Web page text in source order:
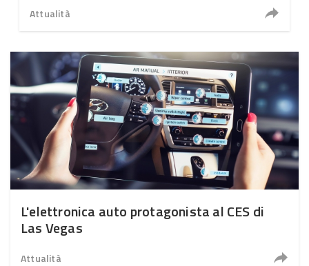
Attualità
L'elettronica auto protagonista al CES di
Las Vegas
Attualità